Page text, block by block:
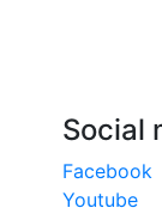
Social
Facebook
Youtube